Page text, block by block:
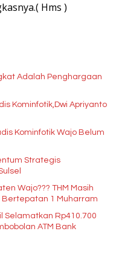
Hms )
Adalah Penghargaan
Kominfotik,Dwi Apriyanto
Kominfotik Wajo Belum
Strategis
Wajo??? THM Masih
Bertepatan 1 Muharram
Selamatkan Rp410.700
ATM Bank